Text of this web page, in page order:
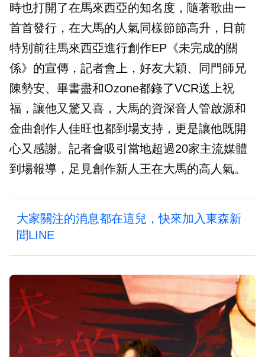
時也打開了在馬來西亞的知名度，隨著歌曲一
首首發行，在大馬的人氣同樣節節高升，日前
特別前往馬來西亞進行創作EP《未完成的關
係》的宣傳，記者會上，好友大穎、同門師兄
陳勢安、畢書盡和Ozone都錄了VCR送上祝
福，讓他又驚又喜，大馬的資深音人管啟源和
金曲創作人佳旺也都到場支持，更是讓他既開
心又感謝。記者會吸引當地超過20家主流媒體
到場報導，足見創作新人王在大馬的高人氣。
大家關注的消息都在這兒，快來加入東森新
聞LINE